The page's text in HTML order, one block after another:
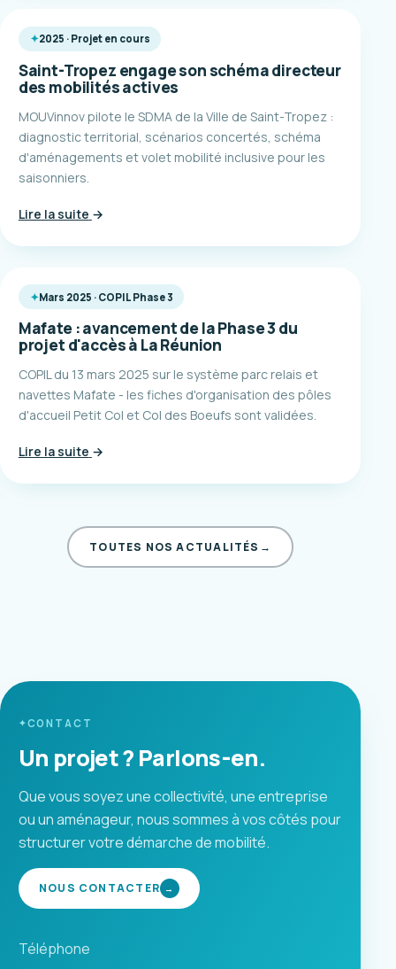
2025 · Projet en cours
Saint-Tropez engage son schéma directeur
des mobilités actives
MOUVinnov pilote le SDMA de la Ville de Saint-Tropez :
diagnostic territorial, scénarios concertés, schéma
d'aménagements et volet mobilité inclusive pour les
saisonniers.
Lire la suite →
Mars 2025 · COPIL Phase 3
Mafate : avancement de la Phase 3 du
projet d'accès à La Réunion
COPIL du 13 mars 2025 sur le système parc relais et
navettes Mafate - les fiches d'organisation des pôles
d'accueil Petit Col et Col des Boeufs sont validées.
Lire la suite →
TOUTES NOS ACTUALITÉS →
CONTACT
Un projet ? Parlons-en.
Que vous soyez une collectivité, une entreprise
ou un aménageur, nous sommes à vos côtés pour
structurer votre démarche de mobilité.
NOUS CONTACTER →
Téléphone